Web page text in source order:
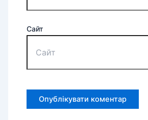
Сайт